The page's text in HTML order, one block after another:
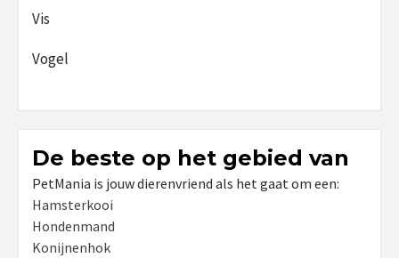
Vis
Vogel
De beste op het gebied van
PetMania is jouw dierenvriend als het gaat om een:
Hamsterkooi
Hondenmand
Konijnenhok